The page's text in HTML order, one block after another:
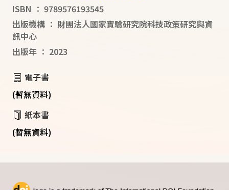
ISBN ： 9789576193545
出版機構 ： 財團法人國家實驗研究院科技政策研究與資
訊中心
出版年 ： 2023
電子書
(暫無資料)
紙本書
(暫無資料)